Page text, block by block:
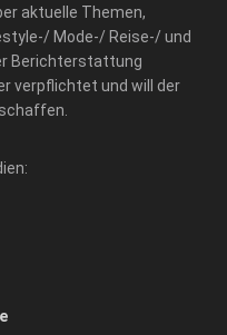
aktuelle Themen,
Mode-/ Reise-/ und
Berichterstattung
verpflichtet und will der